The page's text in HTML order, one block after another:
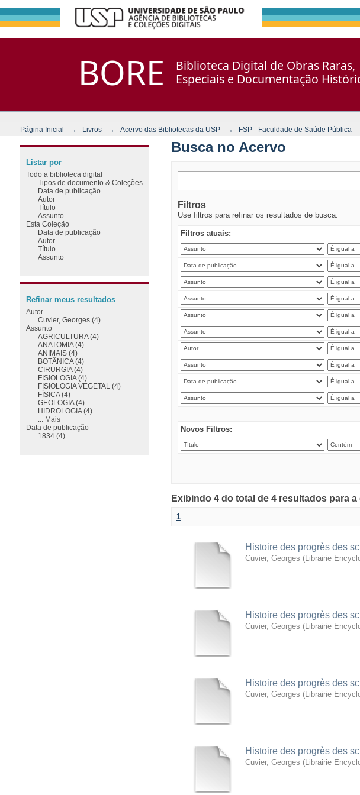
BORE
Biblioteca Digital de Obras Raras,
Especiais e Documentação
Página Inicial → Livros → Acervo das Bibliotecas da USP → FSP - Faculdade de Saúde Pública
Busca no Acervo
Filtros
Use filtros para refinar os resultados de busca.
Filtros atuais:
Novos Filtros:
Exibindo 4 do total de 4 resultados para
1
Histoire des progrès des
Cuvier, Georges (Librairie
Histoire des progrès des
Cuvier, Georges (Librairie
Histoire des progrès des
Cuvier, Georges (Librairie
Histoire des progrès des
Cuvier, Georges (Librairie
Listar por
Todo a biblioteca digital
Tipos de documento & Coleções
Data de publicação
Autor
Título
Assunto
Esta Coleção
Data de publicação
Autor
Título
Assunto
Refinar meus resultados
Autor
Cuvier, Georges (4)
Assunto
AGRICULTURA (4)
ANATOMIA (4)
ANIMAIS (4)
BOTÂNICA (4)
CIRURGIA (4)
FISIOLOGIA (4)
FISIOLOGIA VEGETAL (4)
FÍSICA (4)
GEOLOGIA (4)
HIDROLOGIA (4)
... Mais
Data de publicação
1834 (4)